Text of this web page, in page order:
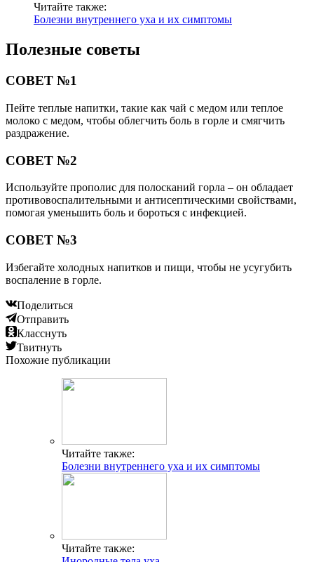
Читайте также:
Болезни внутреннего уха и их симптомы
Полезные советы
СОВЕТ №1
Пейте теплые напитки, такие как чай с медом или теплое
молоко с медом, чтобы облегчить боль в горле и смягчить
раздражение.
СОВЕТ №2
Используйте прополис для полосканий горла – он обладает
противовоспалительными и антисептическими свойствами,
помогая уменьшить боль и бороться с инфекцией.
СОВЕТ №3
Избегайте холодных напитков и пищи, чтобы не усугубить
воспаление в горле.
Поделиться
Отправить
Класснуть
Твитнуть
Похожие публикации
Читайте также:
Болезни внутреннего уха и их симптомы
Читайте также: